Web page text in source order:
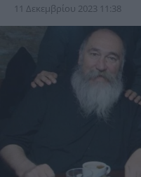
11 Δεκεμβρίου 2023 11:38